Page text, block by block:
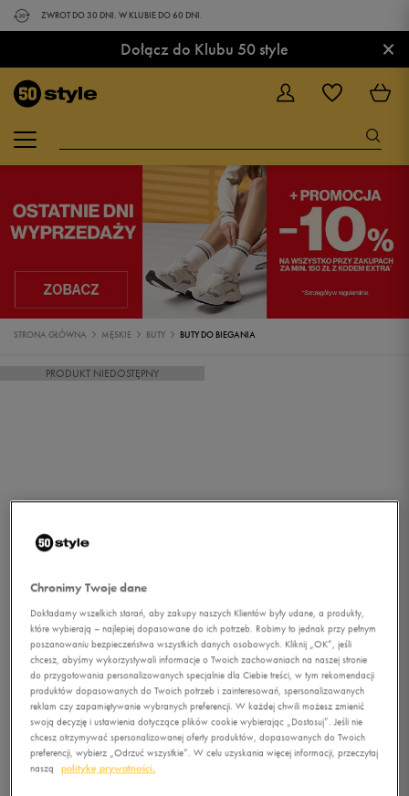
ZWROT DO 30 DNI. W KLUBIE DO 60 DNI.
Dołącz do Klubu 50 style ×
STRONA GŁÓWNA MĘSKIE BUTY BUTY DO BIEGANIA
PRODUKT NIEDOSTĘPNY
1/1
Chronimy Twoje dane
Dokładamy wszelkich starań, aby zakupy naszych Klientów były udane, a produkty,
które wybierają – najlepiej dopasowane do ich potrzeb. Robimy to jednak przy pełnym
poszanowaniu bezpieczeństwa wszystkich danych osobowych. Kliknij „OK”, jeśli
chcesz, abyśmy wykorzystywali informacje o Twoich zachowaniach na naszej stronie
do przygotowania personalizowanych specjalnie dla Ciebie treści, w tym rekomendacji
produktów dopasowanych do Twoich potrzeb i zainteresowań, spersonalizowanych
reklam czy zapamiętywanie wybranych preferencji. W każdej chwili możesz zmienić
swoją decyzję i ustawienia dotyczące plików cookie wybierając „Dostosuj”. Jeśli nie
chcesz otrzymywać spersonalizowanej oferty produktów, dopasowanych do Twoich
preferencji, wybierz „Odrzuć wszystkie”. W celu uzyskania więcej informacji, przeczytaj
naszą
politykę prywatności.